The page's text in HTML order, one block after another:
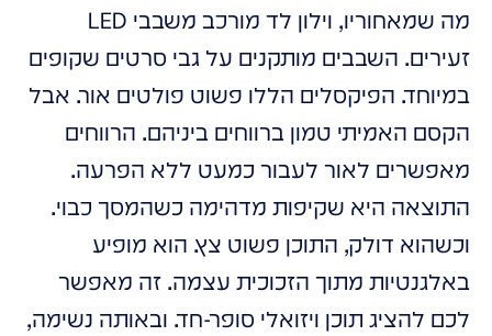
מה שמאחוריו, וילון לד מורכב משבבי LED
זעירים. השבבים מותקנים על גבי סרטים שקופים
במיוחד. הפיקסלים הללו פשוט פולטים אור. אבל
הקסם האמיתי טמון ברווחים ביניהם. הרווחים
מאפשרים לאור לעבור כמעט ללא הפרעה.
התוצאה היא שקיפות מדהימה כשהמסך כבוי.
וכשהוא דולק, התוכן פשוט צץ. הוא מופיע
באלגנטיות מתוך הזכוכית עצמה. זה מאפשר
לכם להציג תוכן ויזואלי סופר-חד. ובאותה נשימה,